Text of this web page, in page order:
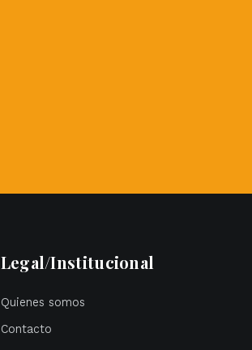
Legal/Institucional
Quienes somos
Contacto